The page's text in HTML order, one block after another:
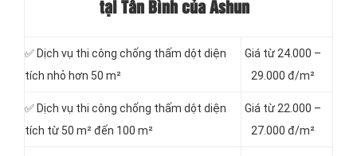
tại Tân Bình của Ashun
✅ Dịch vụ thi công chống thấm dột diện
tích nhỏ hơn 50 m²
Giá từ 24.000 –
29.000 đ/m²
✅ Dịch vụ thi công chống thấm dột diện
tích từ 50 m² đến 100 m²
Giá từ 22.000 –
27.000 đ/m²